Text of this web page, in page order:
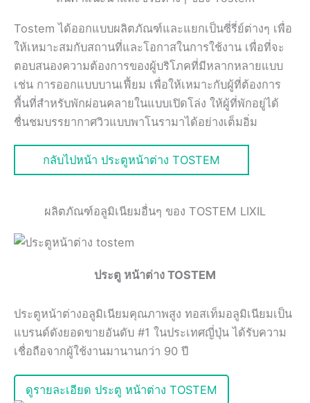
Tostem ได้ออกแบบผลิตภัณฑ์และแยกเป็นซี่รี่ย์ต่างๆ เพื่อ
ให้เหมาะสมกับสถานที่และโอกาสในการใช้งาน เพื่อที่จะ
ตอบสนองความต้องการของผู้บริโภคที่มีหลากหลายแบบ
เช่น การออกแบบบานเฟี้ยม เพื่อให้เหมาะกับผู้ที่ต้องการ
พื้นที่สำหรับพักผ่อนคลายในแบบเปิดโล่ง ให้ผู้ที่พักอยู่ได้
ชื่นชมบรรยากาศวิวแบบพาโนรามาได้อย่างเต็มอิ่ม
กลับไปหน้า ประตูหน้าต่าง TOSTEM
ผลิตภัณฑ์อลูมิเนียมอื่นๆ ของ TOSTEM LIXIL
ประตู หน้าต่าง TOSTEM
ประตูหน้าต่างอลูมิเนียมคุณภาพสูง ทอสเท็มอลูมิเนียมเป็น
แบรนด์ดังยอดขายอันดับ #1 ในประเทศญี่ปุ่น ได้รับความ
เชื่อถือจากผู้ใช้งานมานานกว่า 90 ปี
ดูรายละเอียด ประตู หน้าต่าง TOSTEM